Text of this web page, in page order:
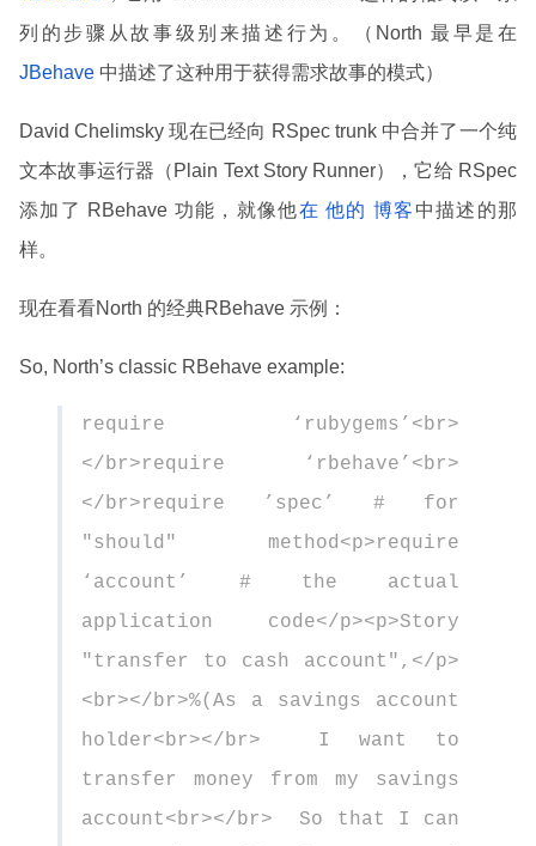
列的步骤从故事级别来描述行为。（North 最早是在
JBehave 中描述了这种用于获得需求故事的模式）
David Chelimsky 现在已经向 RSpec trunk 中合并了一个纯
文本故事运行器（Plain Text Story Runner），它给 RSpec
添加了 RBehave 功能，就像他在 他的 博客 中描述的那
样。
现在看看North 的经典RBehave 示例：
So, North’s classic RBehave example:
require ‘rubygems’<br>
</br>require ‘rbehave’<br>
</br>require ’spec’ # for
"should" method<p>require
‘account’ # the actual
application code</p><p>Story
"transfer to cash account",</p>
<br></br>%(As a savings account
holder<br></br> I want to
transfer money from my savings
account<br></br> So that I can